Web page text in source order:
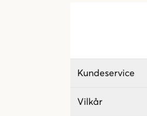
Kundeservice
Vilkår